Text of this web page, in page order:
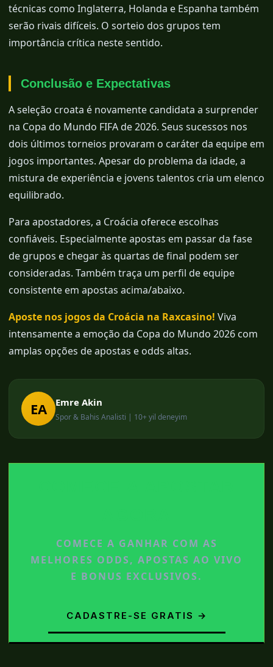
técnicas como Inglaterra, Holanda e Espanha também
serão rivais difíceis. O sorteio dos grupos tem
importância crítica neste sentido.
Conclusão e Expectativas
A seleção croata é novamente candidata a surprender
na Copa do Mundo FIFA de 2026. Seus sucessos nos
dois últimos torneios provaram o caráter da equipe em
jogos importantes. Apesar do problema da idade, a
mistura de experiência e jovens talentos cria um elenco
equilibrado.
Para apostadores, a Croácia oferece escolhas
confiáveis. Especialmente apostas em passar da fase
de grupos e chegar às quartas de final podem ser
consideradas. Também traça um perfil de equipe
consistente em apostas acima/abaixo.
Aposte nos jogos da Croácia na Raxcasino! Viva
intensamente a emoção da Copa do Mundo 2026 com
amplas opções de apostas e odds altas.
EA Emre Akin
Spor & Bahis Analisti | 10+ yil deneyim
COMECE A GANHAR COM AS
MELHORES ODDS, APOSTAS AO VIVO
E BONUS EXCLUSIVOS.
CADASTRE-SE GRATIS →